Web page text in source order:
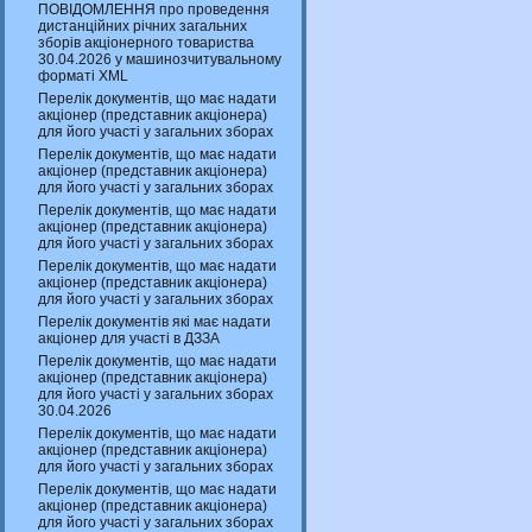
ПОВІДОМЛЕННЯ про проведення
дистанційних річних загальних
зборів акціонерного товариства
30.04.2026 у машинозчитувальному
форматі XML
Перелік документів, що має надати
акціонер (представник акціонера)
для його участі у загальних зборах
Перелік документів, що має надати
акціонер (представник акціонера)
для його участі у загальних зборах
Перелік документів, що має надати
акціонер (представник акціонера)
для його участі у загальних зборах
Перелік документів, що має надати
акціонер (представник акціонера)
для його участі у загальних зборах
Перелік документів які має надати
акціонер для участі в ДЗЗА
Перелік документів, що має надати
акціонер (представник акціонера)
для його участі у загальних зборах
30.04.2026
Перелік документів, що має надати
акціонер (представник акціонера)
для його участі у загальних зборах
Перелік документів, що має надати
акціонер (представник акціонера)
для його участі у загальних зборах